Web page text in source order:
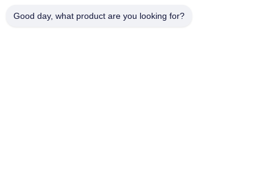
Good day, what product are you looking for?